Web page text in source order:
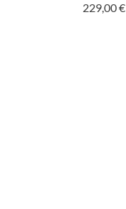
229,00 €